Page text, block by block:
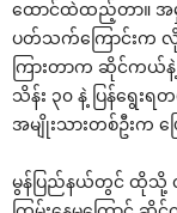
ထောင်ထဲထည့်တာ။ အ
ပတ်သက်ကြောင်းက
ကြားတာက ဆိုင်ကယ်နဲ့
သိန်း ၃၀ နဲ့ ပြန်ရွေ
အမျိုးသားတစ်ဦးက ပ
မွန်ပြည်နယ်တွင် ထိုသို့